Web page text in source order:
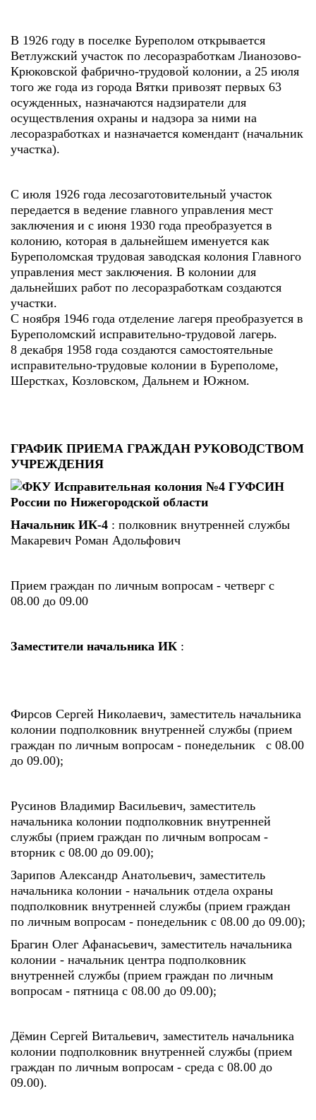
В 1926 году в поселке Буреполом открывается
Ветлужский участок по лесоразработкам Лианозово-
Крюковской фабрично-трудовой колонии, а 25 июля
того же года из города Вятки привозят первых 63
осужденных, назначаются надзиратели для
осуществления охраны и надзора за ними на
лесоразработках и назначается комендант (начальник
участка).
С июля 1926 года лесозаготовительный участок
передается в ведение главного управления мест
заключения и с июня 1930 года преобразуется в
колонию, которая в дальнейшем именуется как
Буреполомская трудовая заводская колония Главного
управления мест заключения. В колонии для
дальнейших работ по лесоразработкам создаются
участки.
С ноября 1946 года отделение лагеря преобразуется в
Буреполомский исправительно-трудовой лагерь.
8 декабря 1958 года создаются самостоятельные
исправительно-трудовые колонии в Буреполоме,
Шерстках, Козловском, Дальнем и Южном.
ГРАФИК ПРИЕМА ГРАЖДАН РУКОВОДСТВОМ
УЧРЕЖДЕНИЯ
Начальник ИК-4 : полковник внутренней службы
Макаревич Роман Адольфович
Прием граждан по личным вопросам - четверг с
08.00 до 09.00
Заместители начальника ИК :
Фирсов Сергей Николаевич, заместитель начальника
колонии подполковник внутренней службы (прием
граждан по личным вопросам - понедельник с 08.00
до 09.00);
Русинов Владимир Васильевич, заместитель
начальника колонии подполковник внутренней
службы (прием граждан по личным вопросам -
вторник с 08.00 до 09.00);
Зарипов Александр Анатольевич, заместитель
начальника колонии - начальник отдела охраны
подполковник внутренней службы (прием граждан
по личным вопросам - понедельник с 08.00 до 09.00);
Брагин Олег Афанасьевич, заместитель начальника
колонии - начальник центра подполковник
внутренней службы (прием граждан по личным
вопросам - пятница с 08.00 до 09.00);
Дёмин Сергей Витальевич, заместитель начальника
колонии подполковник внутренней службы (прием
граждан по личным вопросам - среда с 08.00 до
09.00).